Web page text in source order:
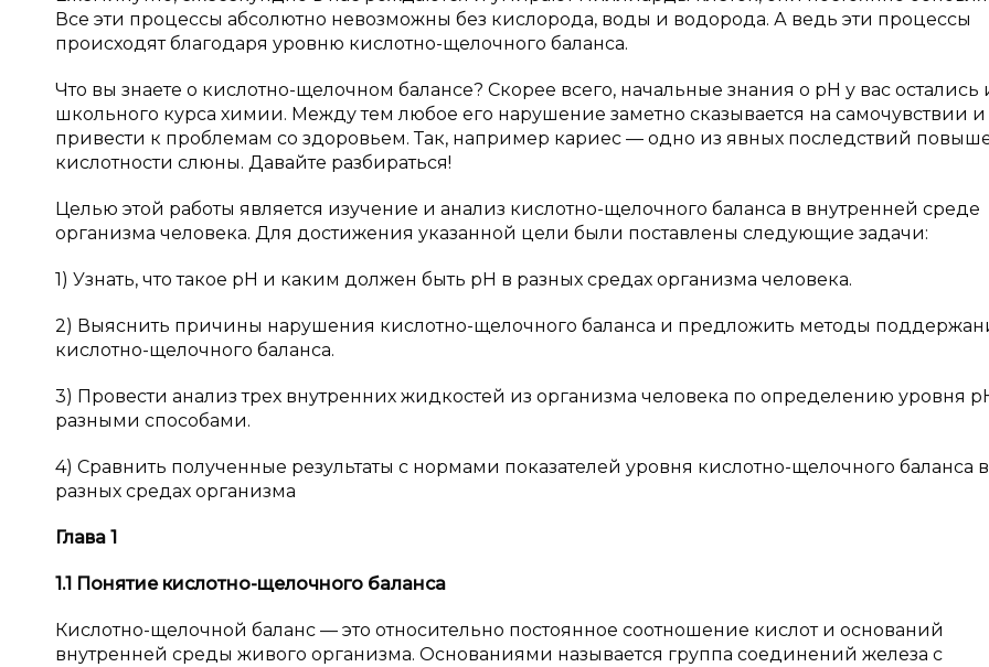
Все эти процессы абсолютно невозможны без кислорода, воды и водорода. А ведь эти процессы
происходят благодаря уровню кислотно-щелочного баланса.
Что вы знаете о кислотно-щелочном балансе? Скорее всего, начальные знания о pH у вас остались
школьного курса химии. Между тем любое его нарушение заметно сказывается на самочувствии
привести к проблемам со здоровьем. Так, например кариес — одно из явных последствий
кислотности слюны. Давайте разбираться!
Целью этой работы является изучение и анализ кислотно-щелочного баланса в внутренней среде
организма человека. Для достижения указанной цели были поставлены следующие задачи:
1) Узнать, что такое pH и каким должен быть pH в разных средах организма человека.
2) Выяснить причины нарушения кислотно-щелочного баланса и предложить методы
кислотно-щелочного баланса.
3) Провести анализ трех внутренних жидкостей из организма человека по определению уровня
разными способами.
4) Сравнить полученные результаты с нормами показателей уровня кислотно-щелочного баланса в
разных средах организма
Глава 1
1.1 Понятие кислотно-щелочного баланса
Кислотно-щелочной баланс — это относительно постоянное соотношение кислот и оснований
внутренней среды живого организма. Основаниями называется группа соединений железа с